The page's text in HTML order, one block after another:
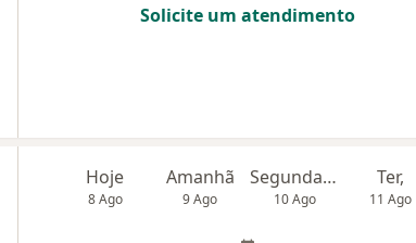
Solicite um atendimento
Hoje
8 Ago
Amanhã
9 Ago
Segunda-feira
10 Ago
Ter,
11 Ago